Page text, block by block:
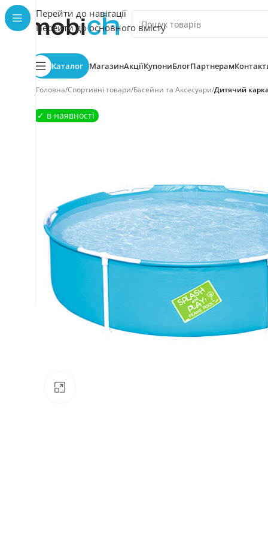
Перейти до навігації
Перейти до основного вмісту
Каталог МагазинАкціїКупониБлогПартнерам
Головна/Спортивні товари/Басейни та Аксесуари/Дитячий